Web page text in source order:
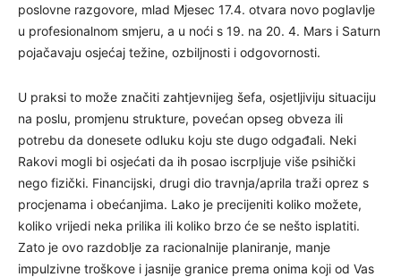
poslovne razgovore, mlad Mjesec 17.4. otvara novo poglavlje
u profesionalnom smjeru, a u noći s 19. na 20. 4. Mars i Saturn
pojačavaju osjećaj težine, ozbiljnosti i odgovornosti.
U praksi to može značiti zahtjevnijeg šefa, osjetljiviju situaciju
na poslu, promjenu strukture, povećan opseg obveza ili
potrebu da donesete odluku koju ste dugo odgađali. Neki
Rakovi mogli bi osjećati da ih posao iscrpljuje više psihički
nego fizički. Financijski, drugi dio travnja/aprila traži oprez s
procjenama i obećanjima. Lako je precijeniti koliko možete,
koliko vrijedi neka prilika ili koliko brzo će se nešto isplatiti.
Zato je ovo razdoblje za racionalnije planiranje, manje
impulzivne troškove i jasnije granice prema onima koji od Vas